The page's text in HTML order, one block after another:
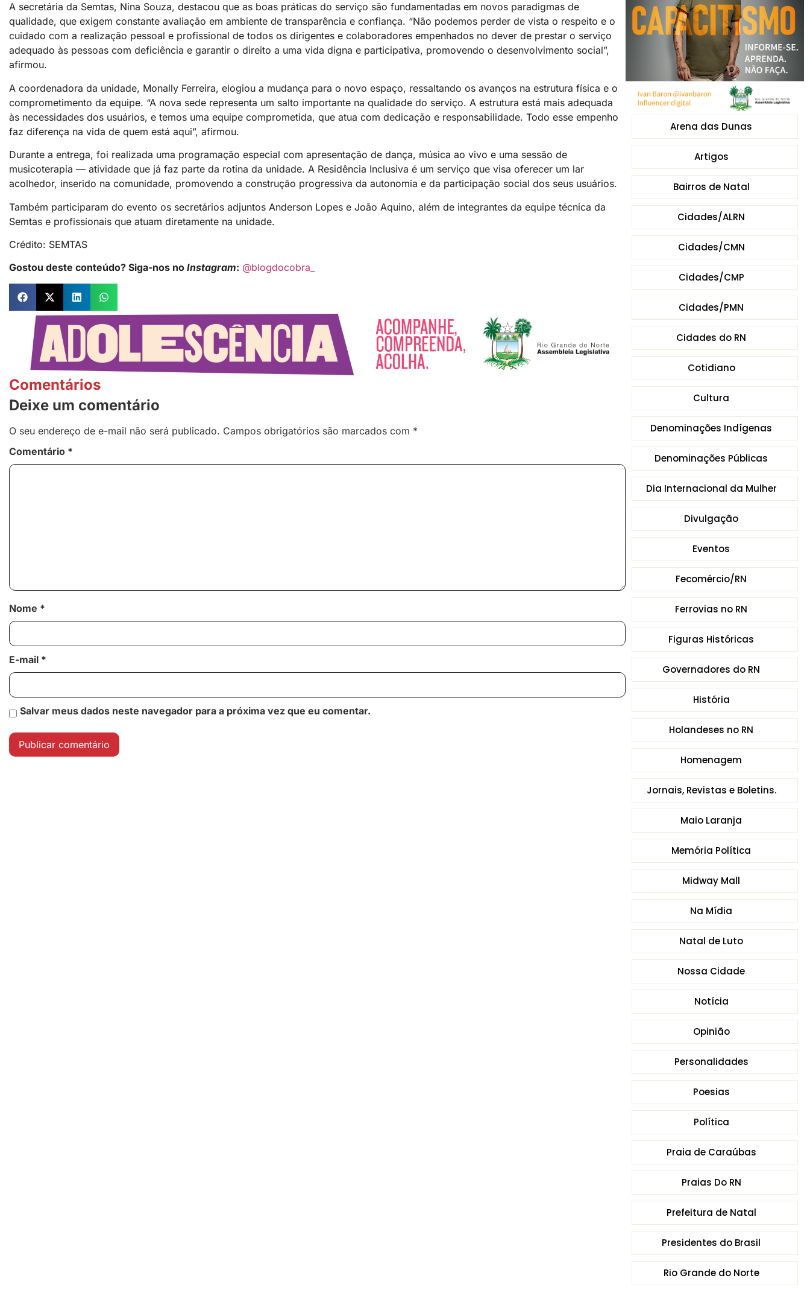
Arena das Dunas
Artigos
Bairros de Natal
Cidades/ALRN
Cidades/CMN
Cidades/CMP
Cidades/PMN
Cidades do RN
Cotidiano
Cultura
Denominações Indígenas
Denominações Públicas
Dia Internacional da Mulher
Divulgação
Eventos
Fecomércio/RN
Ferrovias no RN
Figuras Históricas
Governadores do RN
História
Holandeses no RN
Homenagem
Jornais, Revistas e Boletins.
Maio Laranja
Memória Política
Midway Mall
Na Mídia
Natal de Luto
Nossa Cidade
Notícia
Opinião
Personalidades
Poesias
Política
Praia de Caraúbas
Praias Do RN
Prefeitura de Natal
Presidentes do Brasil
Rio Grande do Norte
A secretária da Semtas, Nina Souza, destacou que as boas práticas do serviço são fundamentadas em novos paradigmas de
qualidade, que exigem constante avaliação em ambiente de transparência e confiança. “Não podemos perder de vista o respeito e o
cuidado com a realização pessoal e profissional de todos os dirigentes e colaboradores empenhados no dever de prestar o serviço
adequado às pessoas com deficiência e garantir o direito a uma vida digna e participativa, promovendo o desenvolvimento social”,
afirmou.
A coordenadora da unidade, Monally Ferreira, elogiou a mudança para o novo espaço, ressaltando os avanços na estrutura física e o
comprometimento da equipe. “A nova sede representa um salto importante na qualidade do serviço. A estrutura está mais adequada
às necessidades dos usuários, e temos uma equipe comprometida, que atua com dedicação e responsabilidade. Todo esse empenho
faz diferença na vida de quem está aqui”, afirmou.
Durante a entrega, foi realizada uma programação especial com apresentação de dança, música ao vivo e uma sessão de
musicoterapia — atividade que já faz parte da rotina da unidade. A Residência Inclusiva é um serviço que visa oferecer um lar
acolhedor, inserido na comunidade, promovendo a construção progressiva da autonomia e da participação social dos seus usuários.
Também participaram do evento os secretários adjuntos Anderson Lopes e João Aquino, além de integrantes da equipe técnica da
Semtas e profissionais que atuam diretamente na unidade.
Crédito: SEMTAS
Gostou deste conteúdo? Siga-nos no Instagram: @blogdocobra_
Comentários
Deixe um comentário
O seu endereço de e-mail não será publicado. Campos obrigatórios são marcados com *
Comentário *
Nome *
E-mail *
Salvar meus dados neste navegador para a próxima vez que eu comentar.